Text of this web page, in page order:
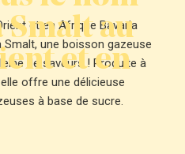
Smalt au
et en
et en Afrique Bavaria
une boisson gazeuse
de saveurs ! Produite à
offre une délicieuse
à base de sucre.